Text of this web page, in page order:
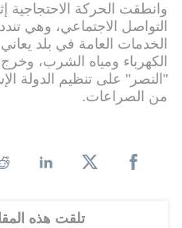
وانطقت الحركة الاحتجاجية
التواصل الاجتماعي، وهي
الخدمات العامة في بلد
"النصر" على تنظيم الدولة
من الصراعات.
تلقت هذه المقالة 0